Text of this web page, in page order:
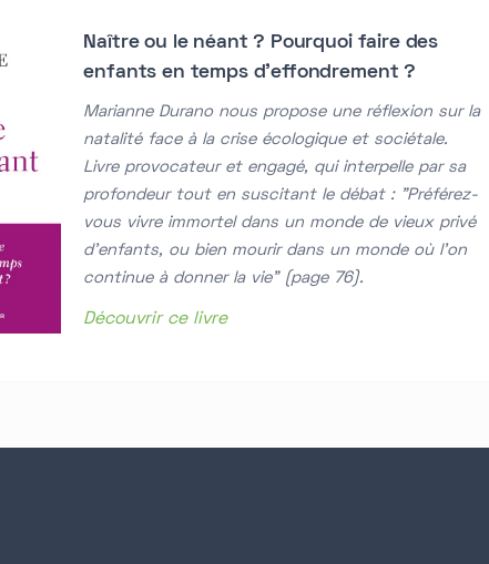
Naître ou le néant ? Pourquoi faire des
enfants en temps d'effondrement ?
Marianne Durano nous propose une réflexion sur la
natalité face à la crise écologique et sociétale.
Livre provocateur et engagé, qui interpelle par sa
profondeur tout en suscitant le débat : "Préférez-
vous vivre immortel dans un monde de vieux privé
d'enfants, ou bien mourir dans un monde où l'on
continue à donner la vie" (page 76).
Découvrir ce livre